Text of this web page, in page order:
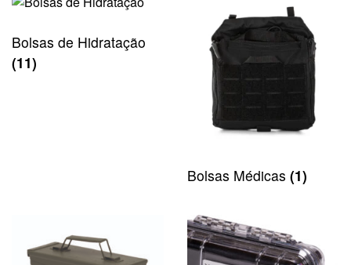
Bolsas de Hidratação
(11)
Bolsas Médicas (1)